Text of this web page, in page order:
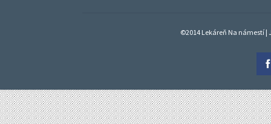
©2014 Lekáreň Na námestí |